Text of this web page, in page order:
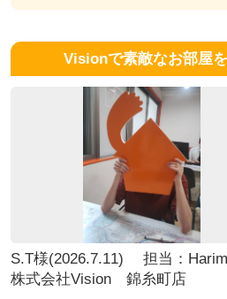
Visionで素敵なお部屋
S.T様(2026.7.11) 担当：
株式会社Vision 錦糸町店